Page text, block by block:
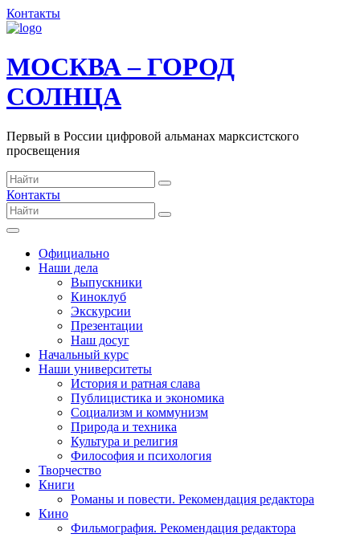
Контакты
МОСКВА – ГОРОД
СОЛНЦА
Первый в России цифровой альманах марксистского
просвещения
Контакты
Официально
Наши дела
Выпускники
Киноклуб
Экскурсии
Презентации
Наш досуг
Начальный курс
Наши университеты
История и ратная слава
Публицистика и экономика
Социализм и коммунизм
Природа и техника
Культура и религия
Философия и психология
Творчество
Книги
Романы и повести. Рекомендация редактора
Кино
Фильмография. Рекомендация редактора